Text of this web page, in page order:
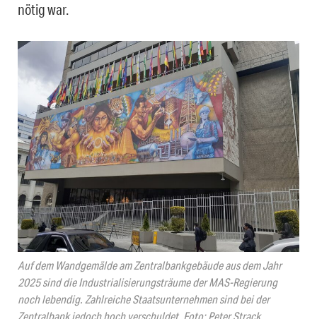
nötig war.
Auf dem Wandgemälde am Zentralbankgebäude aus dem Jahr
2025 sind die Industrialisierungsträume der MAS-Regierung
noch lebendig. Zahlreiche Staatsunternehmen sind bei der
Zentralbank jedoch hoch verschuldet, Foto: Peter Strack